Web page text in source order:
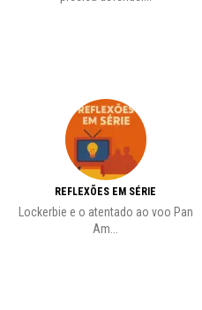
REFLEXÕES EM SÉRIE
Lockerbie e o atentado ao voo Pan
Am...